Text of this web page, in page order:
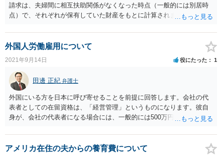
請求は、夫婦間に相互扶助関係がなくなった時点（一般的には別居時
点）で、それぞれが保有していた財産をもとに計算されます。よっ
ば、財産分与として請求を受けることはありません。また、オークシ
ョンで儲けたお金を黙って使ってしまっていたということを理由とし
外国人労働雇用について
2021年9月14日 役にたった 1
田邊 正紀 弁護士
外国にいる方を日本に呼び寄せることを前提に回答します。会社の代
表者としての在留資格は、「経営管理」というものになります。彼自
身が、会社の代表者になる場合には、一般的には500万円を出資して会
は他人でも構いません）。そして、1年間で500万円以上の経費を支出
する規模の事業を行う「事業計画書」を作成します。また「事務所」
アメリカ在住の夫からの養育費について